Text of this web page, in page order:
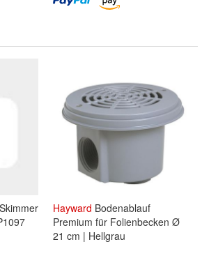
Hayward Bodenablauf
Premium für Folienbecken Ø
21 cm | Hellgrau